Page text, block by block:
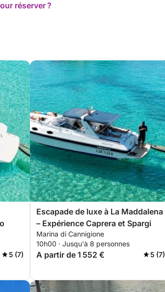
réserver ?
5 (7)
Escapade de luxe à La Maddalena
– Expérience Caprera et Spargi
Marina di Cannigione
10h00 · Jusqu'à 8 personnes
A partir de 1 552 € 5 (7)